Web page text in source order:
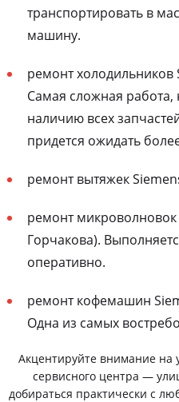
транспортировать в
машину.
ремонт холодильников
Самая сложная
наличию всех
придется ожидать
ремонт вытяжек
ремонт микроволновок
Горчакова).
оперативно.
ремонт кофемашин
Одна из самых
Акцентируйте внимание на
сервисного центра —
добираться практически с